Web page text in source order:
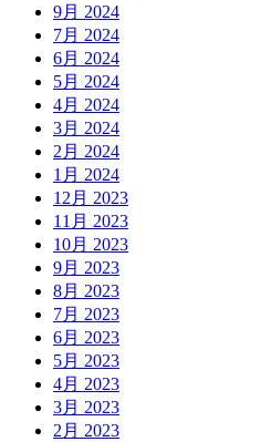
9月 2024
7月 2024
6月 2024
5月 2024
4月 2024
3月 2024
2月 2024
1月 2024
12月 2023
11月 2023
10月 2023
9月 2023
8月 2023
7月 2023
6月 2023
5月 2023
4月 2023
3月 2023
2月 2023